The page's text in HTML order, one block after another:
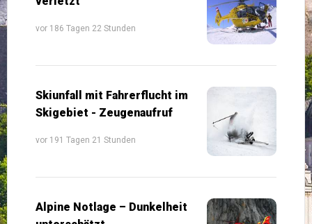
vor 186 Tagen 22 Stunden
Skiunfall mit Fahrerflucht im
Skigebiet - Zeugenaufruf
vor 191 Tagen 21 Stunden
Alpine Notlage – Dunkelheit